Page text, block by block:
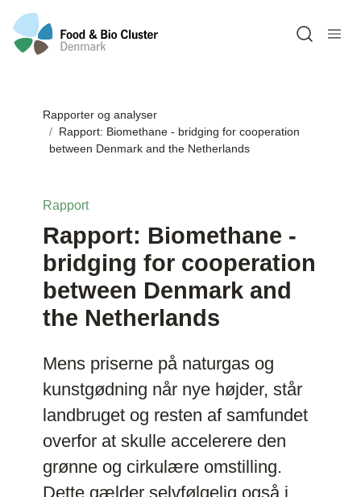
Rapporter og analyser
Rapport: Biomethane - bridging for cooperation
between Denmark and the Netherlands
Rapport
Rapport: Biomethane -
bridging for cooperation
between Denmark and
the Netherlands
Mens priserne på naturgas og
kunstgødning når nye højder, står
landbruget og resten af samfundet
overfor at skulle accelerere den
grønne og cirkulære omstilling.
Dette gælder selvfølgelig også i